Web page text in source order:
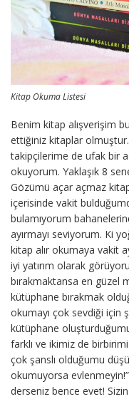
Kitap Okuma Listesi
Benim kitap alışverişim
ettiğiniz kitaplar
takipçilerime de ufak bir
okuyorum. Yaklaşık 8
Gözümü açar açmaz
içerisinde vakit
bulamıyorum
ayırmayı seviyorum. Ki
kitap alır okumaya vakit
iyi yatırım olarak
bırakmaktansa en güzel
kütüphane bırakmak
okumayı çok sevdiği için
kütüphane
farklı ve ikimiz de
çok şanslı olduğumu
okumuyorsa evlenmeyin!”
derseniz bence evet!